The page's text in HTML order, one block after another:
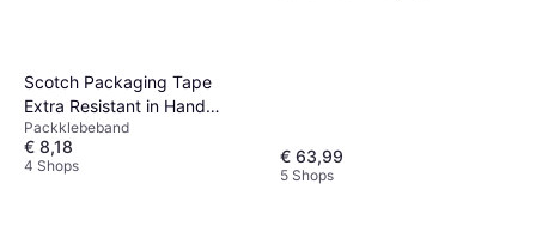
Scotch Packaging Tape
Extra Resistant in Hand
Dispenser 48mmx20m
Packklebeband
€ 8,18
4 Shops € 63,99
5 Shops